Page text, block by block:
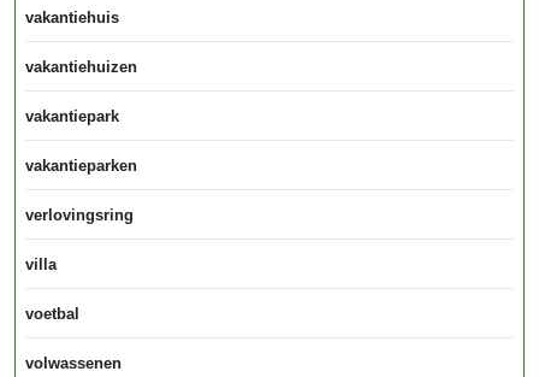
vakantiehuis
vakantiehuizen
vakantiepark
vakantieparken
verlovingsring
villa
voetbal
volwassenen